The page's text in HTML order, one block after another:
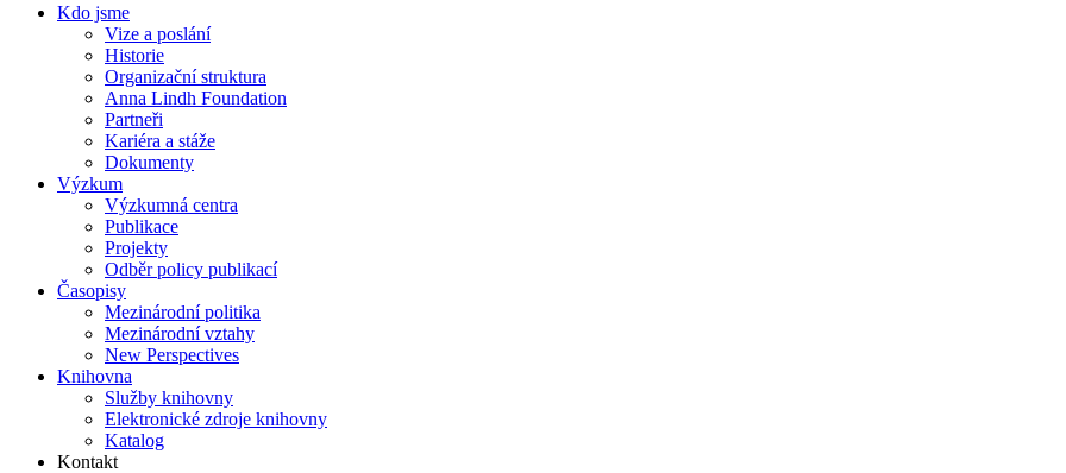
Kdo jsme
Vize a poslání
Historie
Organizační struktura
Anna Lindh Foundation
Partneři
Kariéra a stáže
Dokumenty
Výzkum
Výzkumná centra
Publikace
Projekty
Odběr policy publikací
Časopisy
Mezinárodní politika
Mezinárodní vztahy
New Perspectives
Knihovna
Služby knihovny
Elektronické zdroje knihovny
Katalog
Kontakt